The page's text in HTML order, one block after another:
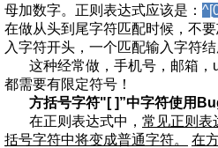
母加数字。正则表达式应该是：
在做从头到尾字符匹配时候，不
入字符开头，一个匹配输入字符
这种经常做，手机号，邮箱，
都需要有限定符号！
方括号字符"[ ]”中字符使用
在正则表达式中， 常见正则表
括号字符中将变成普通字符。
在